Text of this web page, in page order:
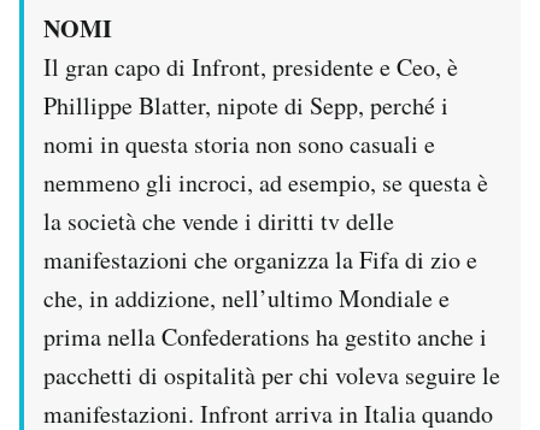
NOMI
Il gran capo di Infront, presidente e Ceo, è
Phillippe Blatter, nipote di Sepp, perché i
nomi in questa storia non sono casuali e
nemmeno gli incroci, ad esempio, se questa è
la società che vende i diritti tv delle
manifestazioni che organizza la Fifa di zio e
che, in addizione, nell’ultimo Mondiale e
prima nella Confederations ha gestito anche i
pacchetti di ospitalità per chi voleva seguire le
manifestazioni. Infront arriva in Italia quando